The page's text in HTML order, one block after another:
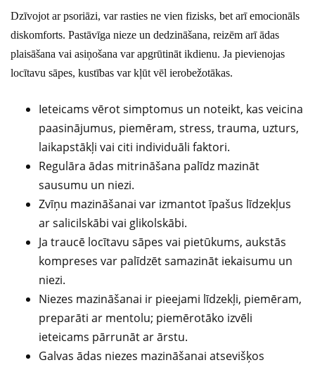
Dzīvojot ar psoriāzi, var rasties ne vien fizisks, bet arī emocionāls
diskomforts. Pastāvīga nieze un dedzināšana, reizēm arī ādas
plaisāšana vai asiņošana var apgrūtināt ikdienu. Ja pievienojas
locītavu sāpes, kustības var kļūt vēl ierobežotākas.
Ieteicams vērot simptomus un noteikt, kas veicina
paasinājumus, piemēram, stress, trauma, uzturs,
laikapstākļi vai citi individuāli faktori.
Regulāra ādas mitrināšana palīdz mazināt
sausumu un niezi.
Zvīņu mazināšanai var izmantot īpašus līdzekļus
ar salicilskābi vai glikolskābi.
Ja traucē locītavu sāpes vai pietūkums, aukstās
kompreses var palīdzēt samazināt iekaisumu un
niezi.
Niezes mazināšanai ir pieejami līdzekļi, piemēram,
preparāti ar mentolu; piemērotāko izvēli
ieteicams pārrunāt ar ārstu.
Galvas ādas niezes mazināšanai atsevišķos